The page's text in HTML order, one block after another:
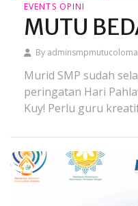
EVENTS OPINI
MUTU
By
Murid SMP sudah
peringatan Hari
Kuy! Perlu guru